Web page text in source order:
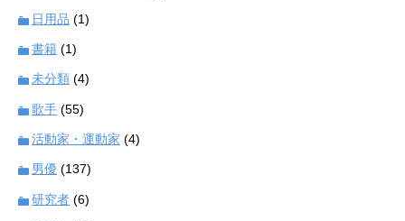
日用品 (1)
書籍 (1)
未分類 (4)
歌手 (55)
活動家・運動家 (4)
男優 (137)
研究者 (6)